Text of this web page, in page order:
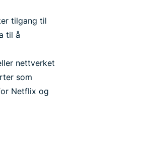
tilgang til
til å
nettverket
som
Netflix og